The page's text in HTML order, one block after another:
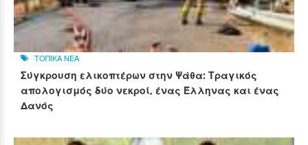
ΤΟΠΙΚΑ ΝΕΑ
Σύγκρουση ελικοπτέρων στην Ψάθα: Τραγικός
απολογισμός δύο νεκροί, ένας Έλληνας και ένας
Δανός